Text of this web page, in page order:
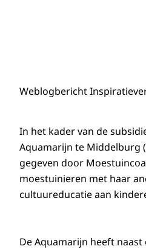
Weblogbericht
In het kader van de
Aquamarijn te Middelburg
gegeven door
moestuinieren met haar
cultuureducatie aan
De Aquamarijn heeft